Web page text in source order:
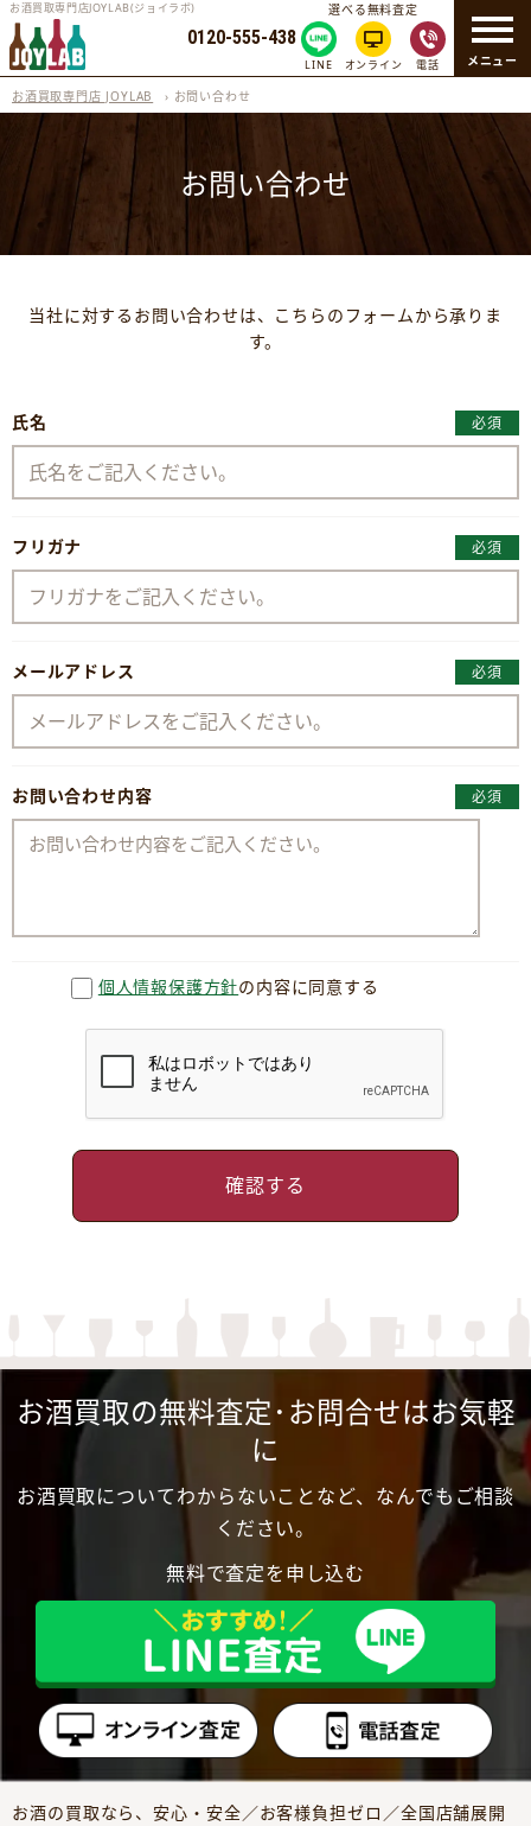
メニュー
お酒買取専門店JOYLAB(ジョイラボ)
0120-555-438
選べる無料査定
LINE オンライン 電話
お酒買取専門店 JOYLAB › お問い合わせ
お問い合わせ
当社に対するお問い合わせは、こちらのフォームから承りま
す。
氏名 必須
フリガナ 必須
メールアドレス 必須
お問い合わせ内容 必須
個人情報保護方針の内容に同意する
お酒買取の無料査定･お問合せはお気軽
に
お酒買取についてわからないことなど、なんでもご相談
ください。
無料で査定を申し込む
お酒の買取なら、安心・安全／お客様負担ゼロ／全国店舗展開